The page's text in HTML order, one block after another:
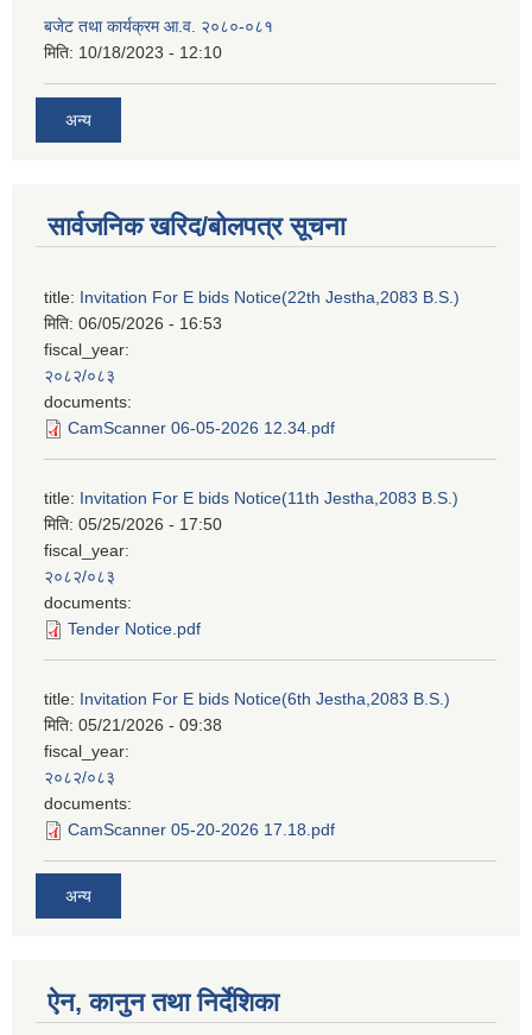
बजेट तथा कार्यक्रम आ.व. २०८०-०८१
मिति: 10/18/2023 - 12:10
अन्य
सार्वजनिक खरिद/बोलपत्र सूचना
title: Invitation For E bids Notice(22th Jestha,2083 B.S.)
मिति: 06/05/2026 - 16:53
fiscal_year:
२०८२/०८३
documents:
CamScanner 06-05-2026 12.34.pdf
title: Invitation For E bids Notice(11th Jestha,2083 B.S.)
मिति: 05/25/2026 - 17:50
fiscal_year:
२०८२/०८३
documents:
Tender Notice.pdf
title: Invitation For E bids Notice(6th Jestha,2083 B.S.)
मिति: 05/21/2026 - 09:38
fiscal_year:
२०८२/०८३
documents:
CamScanner 05-20-2026 17.18.pdf
अन्य
ऐन, कानुन तथा निर्देशिका